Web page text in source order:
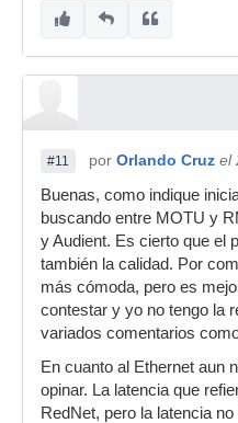
#11 por Orlando Cruz el
Buenas, como indique
buscando entre MOTU y
y Audient. Es cierto que el
también la calidad. Por
más cómoda, pero es
contestar y yo no tengo la
variados comentarios
En cuanto al Ethernet aun
opinar. La latencia que
RedNet, pero la latencia